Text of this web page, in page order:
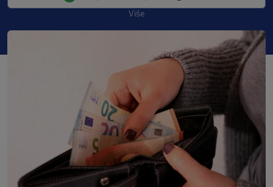
Više